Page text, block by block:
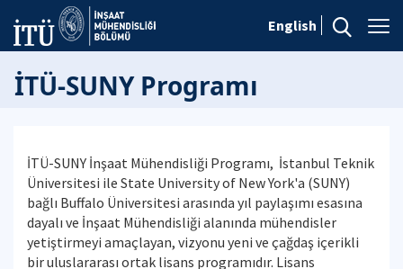
English
İTÜ-SUNY Programı
İTÜ-SUNY İnşaat Mühendisliği Programı, İstanbul Teknik
Üniversitesi ile State University of New York'a (SUNY)
bağlı Buffalo Üniversitesi arasında yıl paylaşımı esasına
dayalı ve İnşaat Mühendisliği alanında mühendisler
yetiştirmeyi amaçlayan, vizyonu yeni ve çağdaş içerikli
bir uluslararası ortak lisans programıdır. Lisans